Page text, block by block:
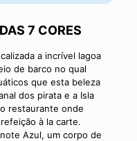
7 CORES
a incrível lagoa
de barco no qual
que esta beleza
dos pirata e a Isla
restaurante onde
à la carte.
Azul, um corpo de